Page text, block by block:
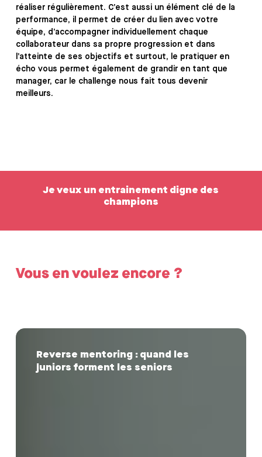
réaliser régulièrement. C’est aussi un élément clé de la
performance, il permet de créer du lien avec votre
équipe, d’accompagner individuellement chaque
collaborateur dans sa propre progression et dans
l’atteinte de ses objectifs et surtout, le pratiquer en
écho vous permet également de grandir en tant que
manager, car le challenge nous fait tous devenir
meilleurs.
Je veux un entrainement digne des
champions
Vous en voulez encore ?
Reverse
quand
Reverse mentoring : quand les
juniors forment les seniors